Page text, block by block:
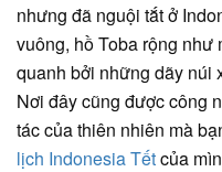
nhưng đã nguội tắt ở
vuông, hồ Toba rộng
quanh bởi những dãy núi
Nơi đây cũng được công
tác của thiên nhiên mà
lịch Indonesia Tếtcủa